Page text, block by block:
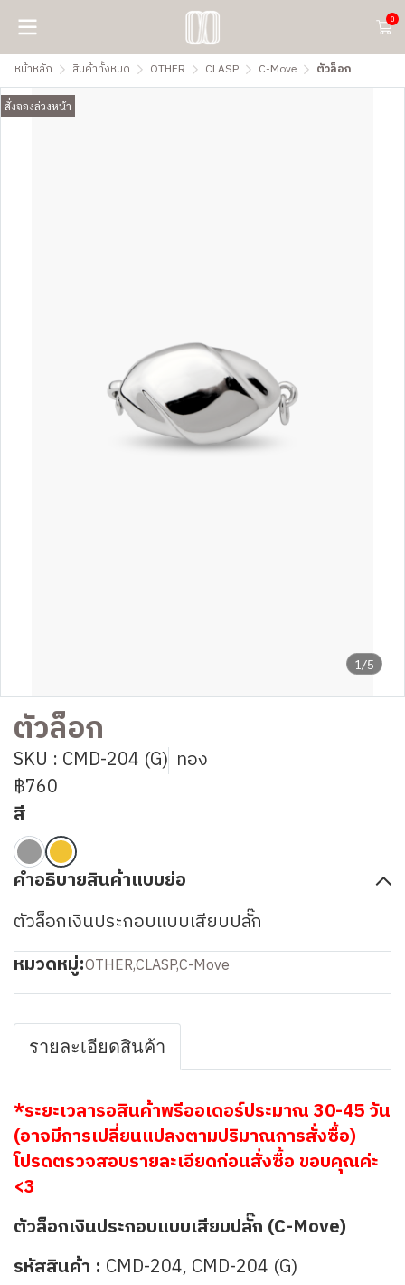
0
หน้าหลัก สินค้าทั้งหมด OTHER CLASP C-Move ตัวล็อก
1/5
สั่งจองล่วงหน้า
ตัวล็อก
SKU : CMD-204 (G) ทอง
฿760
สี
คำอธิบายสินค้าแบบย่อ
ตัวล็อกเงินประกอบแบบเสียบปลั๊ก
หมวดหมู่:OTHER,CLASP,C-Move
รายละเอียดสินค้า
*ระยะเวลารอสินค้าพรีออเดอร์ประมาณ 30-45 วัน
(อาจมีการเปลี่ยนแปลงตามปริมาณการสั่งซื้อ)
โปรดตรวจสอบรายละเอียดก่อนสั่งซื้อ ขอบคุณค่ะ
<3
ตัวล็อกเงินประกอบแบบเสียบปลั๊ก (C-Move)
รหัสสินค้า : CMD-204, CMD-204 (G)